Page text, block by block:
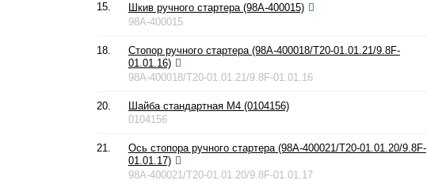
15.
Шкив ручного стартера (98A-400015)
98A-400015
18.
Стопор ручного стартера (98A-400018/T20-01.01.21/9.8F-
01.01.16)
98A-400018/T20-01.01.21/9.8F-01.01.16
20.
Шайба стандартная М4 (0104156)
0104156
21.
Ось стопора ручного стартера (98A-400021/T20-01.01.20/9.8F-
01.01.17)
98A-400021/T20-01.01.20/9.8F-01.01.17